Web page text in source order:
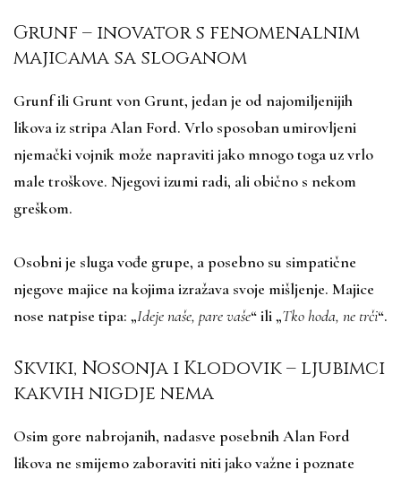
Grunf – inovator s fenomenalnim
majicama sa sloganom
Grunf ili Grunt von Grunt, jedan je od najomiljenijih
likova iz stripa Alan Ford. Vrlo sposoban umirovljeni
njemački vojnik može napraviti jako mnogo toga uz vrlo
male troškove. Njegovi izumi radi, ali obično s nekom
greškom.
Osobni je sluga vođe grupe, a posebno su simpatične
njegove majice na kojima izražava svoje mišljenje. Majice
nose natpise tipa: „Ideje naše, pare vaše“ ili „Tko hoda, ne trči“.
Skviki, Nosonja i Klodovik – ljubimci
kakvih nigdje nema
Osim gore nabrojanih, nadasve posebnih Alan Ford
likova ne smijemo zaboraviti niti jako važne i poznate